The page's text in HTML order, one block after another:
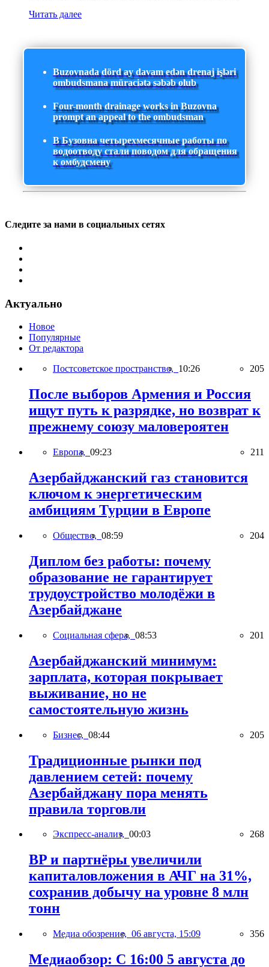
Читать далее
Buzovnada dörd ay davam edən drenaj işləri
ombudsmana müraciətə səbəb olub
Four-month drainage works in Buzovna
prompt an appeal to the ombudsman
В Бузовна четырехмесячные работы по
водоотводу стали поводом для обращения
к омбудсмену
Следите за нами в социальных сетях
Актуально
Новое
Популярные
От редактора
Постсоветское пространство, 10:26 205
После выборов Армения и Россия
ищут путь к разрядке, но возврат к
прежнему союзу маловероятен
Европа, 09:23 211
Азербайджанский газ становится
ключом к энергетическим
амбициям Турции в Европе
Общество, 08:59 204
Диплом без работы: почему
образование не гарантирует
трудоустройство молодёжи в
Азербайджане
Социальная сфера, 08:53 201
Азербайджанский минимум:
зарплата, которая покрывает
выживание, но не
самостоятельную жизнь
Бизнес, 08:44 205
Традиционные рынки под
давлением сетей: почему
Азербайджану пора менять
правила торговли
Экспресс-анализ, 00:03 268
BP и партнёры увеличили
капиталовложения в АЧГ на 31%,
сохранив добычу на уровне 8 млн
тонн
Медиа обозрение, 06 августа, 15:09 356
Медиаобзор: С 16:00 5 августа до